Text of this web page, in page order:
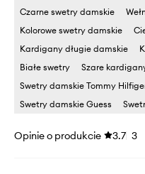
Czarne swetry damskie
Kolorowe swetry damskie
Kardigany długie damskie
Białe swetry
Szare
Swetry damskie Tommy
Swetry damskie Guess
Opinie o produkcie 3.7 3